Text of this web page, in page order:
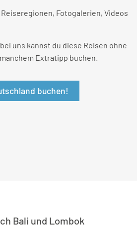
Fotogalerien, Videos
uns kannst du diese Reisen ohne
Extratipp buchen.
buchen!
Bali und Lombok